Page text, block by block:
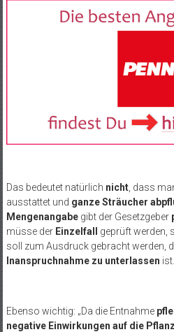
Das bedeutet natürlich nicht, dass
ausstattet und ganze Sträucher
Mengenangabegibt der Gesetzgeber
müsse der Einzelfall geprüft werden,
soll zum Ausdruck gebracht werden,
Inanspruchnahme zu unterlassen
Ebenso wichtig: „Da die Entnahme
negative Einwirkungen auf die